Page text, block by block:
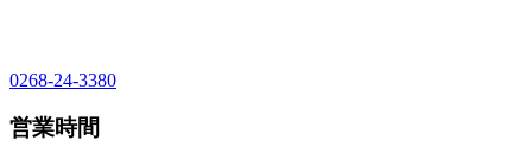
0268-24-3380
営業時間